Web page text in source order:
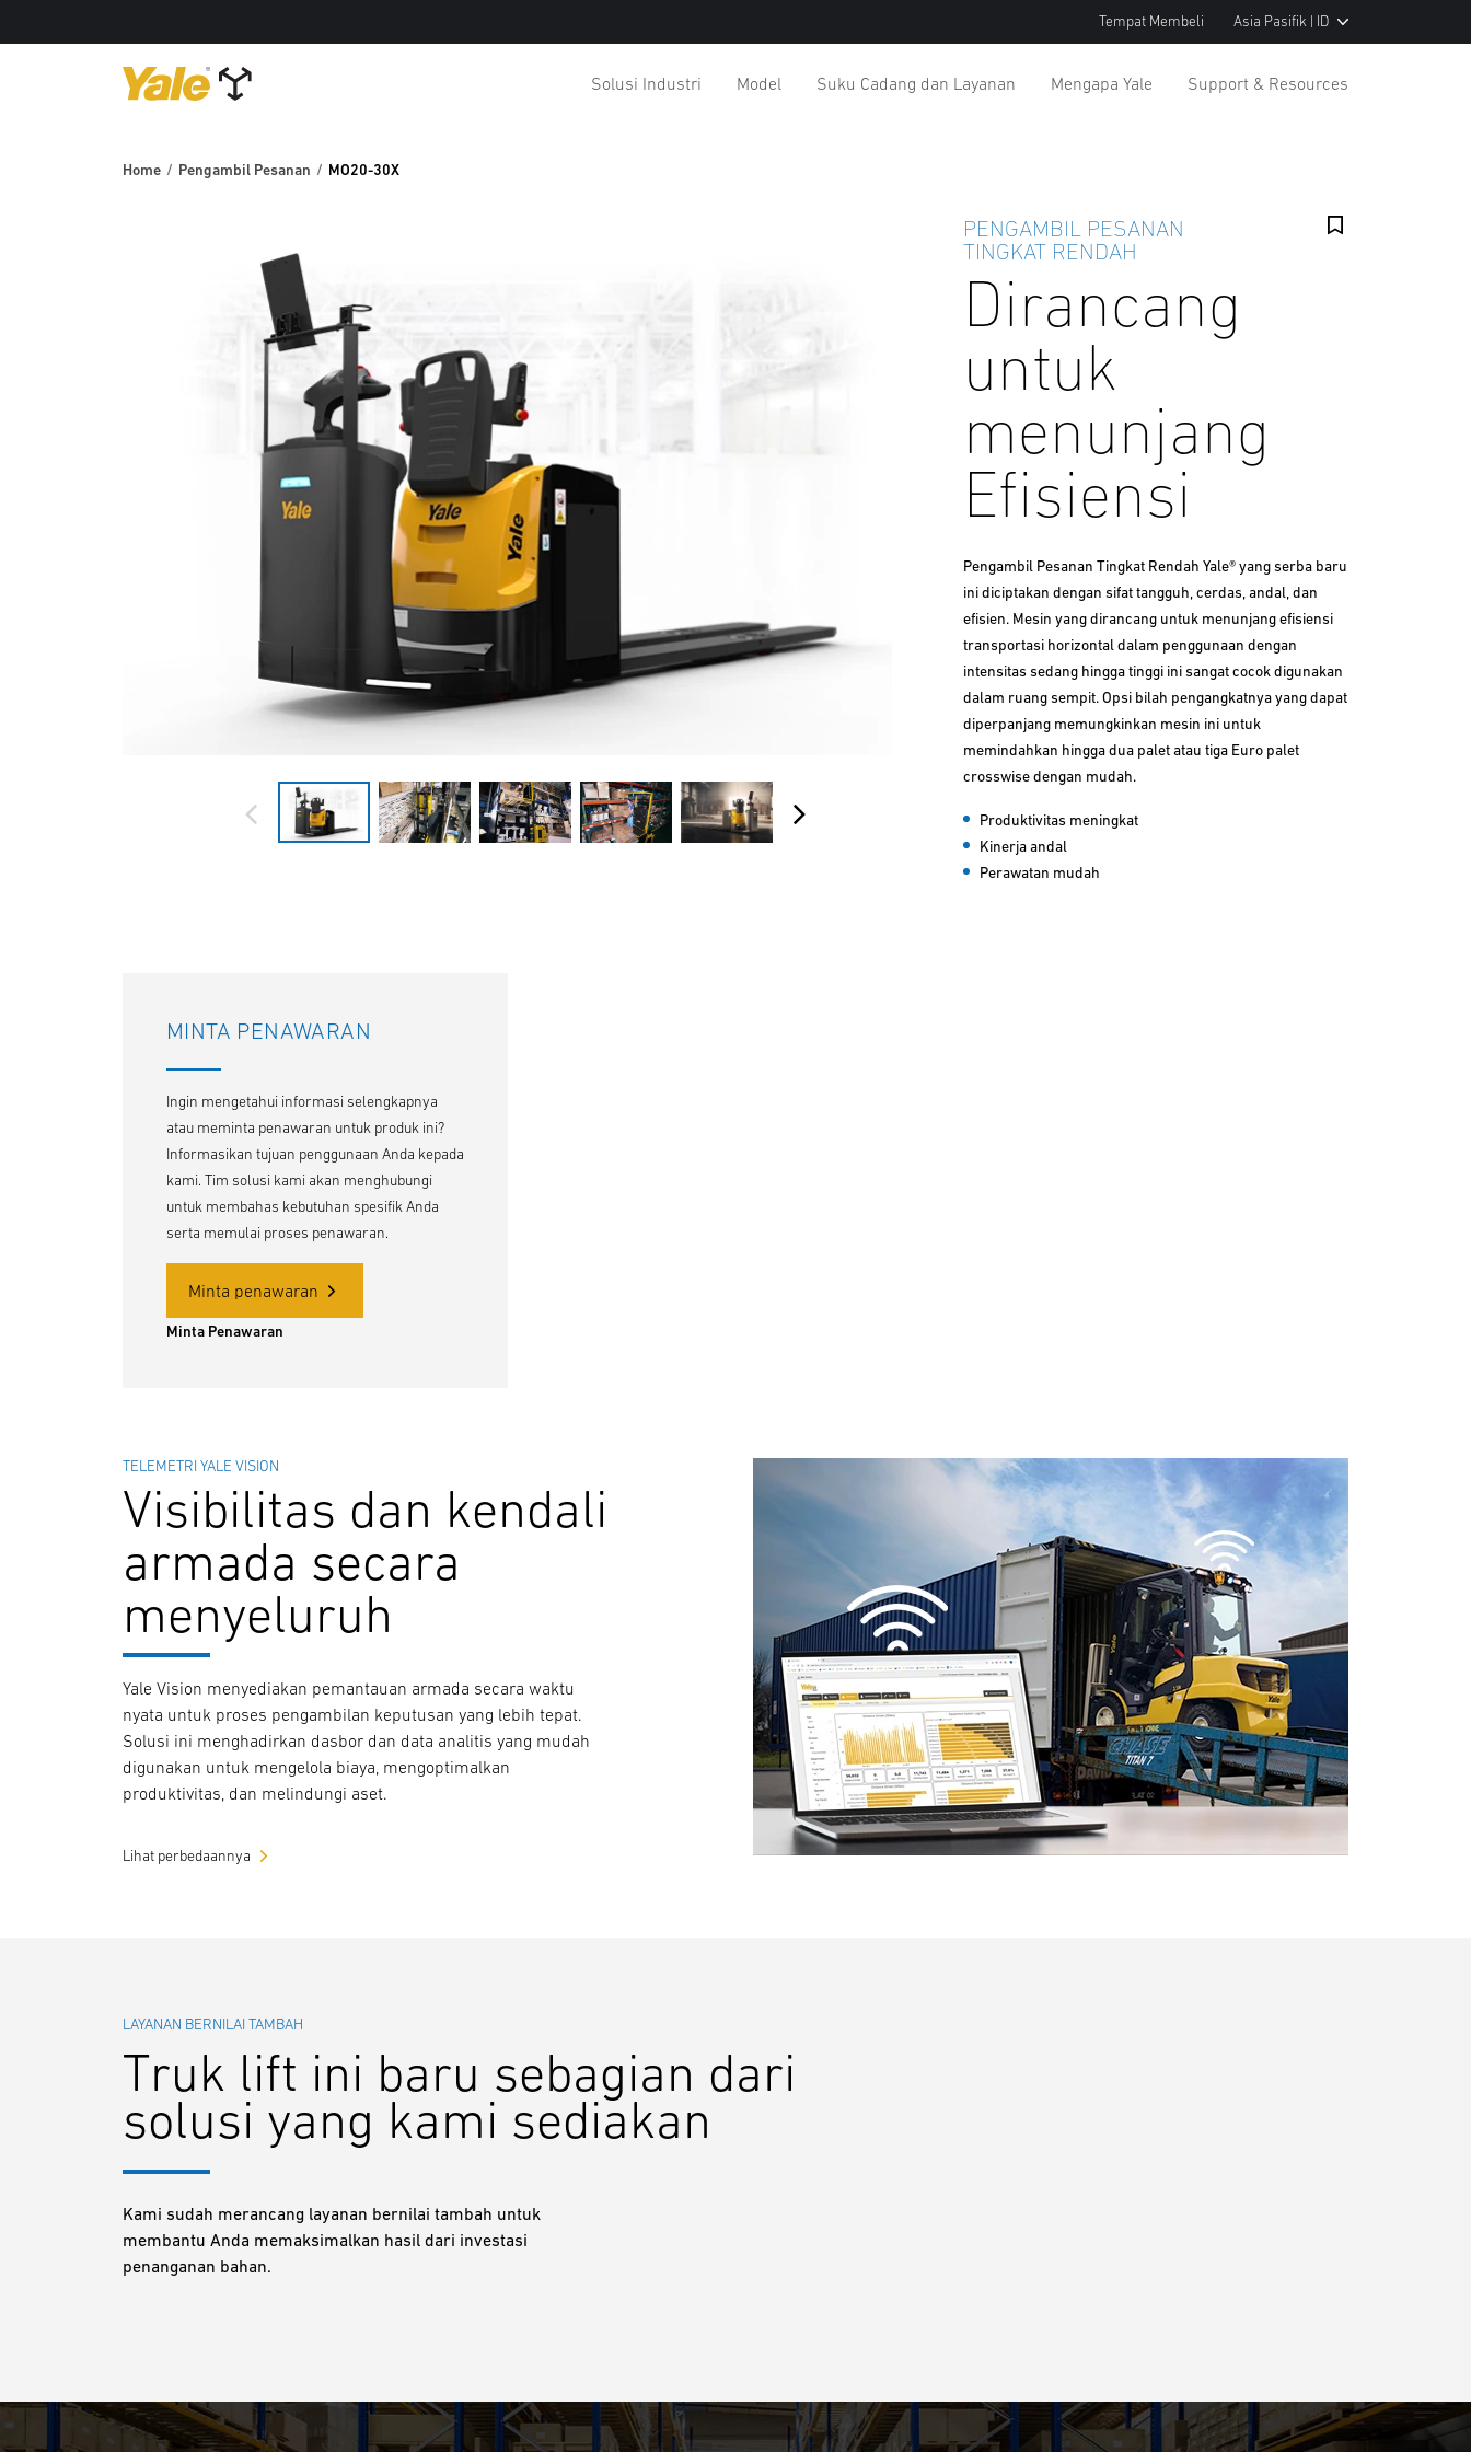
Tempat Membeli Asia Pasifik | ID
Solusi Industri Model Suku Cadang dan Layanan Mengapa Yale Support & Resources
Home Pengambil Pesanan MO20-30X
PENGAMBIL PESANAN
TINGKAT RENDAH
Dirancang
untuk
menunjang
Efisiensi
Pengambil Pesanan Tingkat Rendah Yale® yang serba baru
ini diciptakan dengan sifat tangguh, cerdas, andal, dan
efisien. Mesin yang dirancang untuk menunjang efisiensi
transportasi horizontal dalam penggunaan dengan
intensitas sedang hingga tinggi ini sangat cocok digunakan
dalam ruang sempit. Opsi bilah pengangkatnya yang dapat
diperpanjang memungkinkan mesin ini untuk
memindahkan hingga dua palet atau tiga Euro palet
crosswise dengan mudah.
Produktivitas meningkat
Kinerja andal
Perawatan mudah
MINTA PENAWARAN
Ingin mengetahui informasi selengkapnya
atau meminta penawaran untuk produk ini?
Informasikan tujuan penggunaan Anda kepada
kami. Tim solusi kami akan menghubungi
untuk membahas kebutuhan spesifik Anda
serta memulai proses penawaran.
Minta penawaran
Minta Penawaran
TELEMETRI YALE VISION
Visibilitas dan kendali
armada secara
menyeluruh
Yale Vision menyediakan pemantauan armada secara waktu
nyata untuk proses pengambilan keputusan yang lebih tepat.
Solusi ini menghadirkan dasbor dan data analitis yang mudah
digunakan untuk mengelola biaya, mengoptimalkan
produktivitas, dan melindungi aset.
Lihat perbedaannya
LAYANAN BERNILAI TAMBAH
Truk lift ini baru sebagian dari
solusi yang kami sediakan
Kami sudah merancang layanan bernilai tambah untuk
membantu Anda memaksimalkan hasil dari investasi
penanganan bahan.